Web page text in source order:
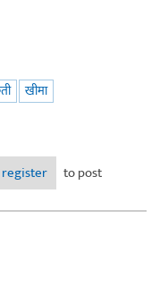
खीमा
स्पेशल
register
to post